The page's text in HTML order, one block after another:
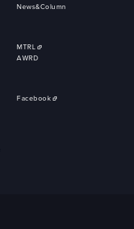
News&Column
MTRL
AWRD
Facebook